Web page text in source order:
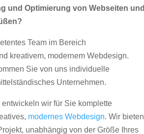
und Optimierung von Webseiten und
Team im Bereich
kreativem, modernem Webdesign.
Sie von uns individuelle
Unternehmen.
wir für Sie komplette
modernes Webdesign. Wir bieten
unabhängig von der Größe Ihres